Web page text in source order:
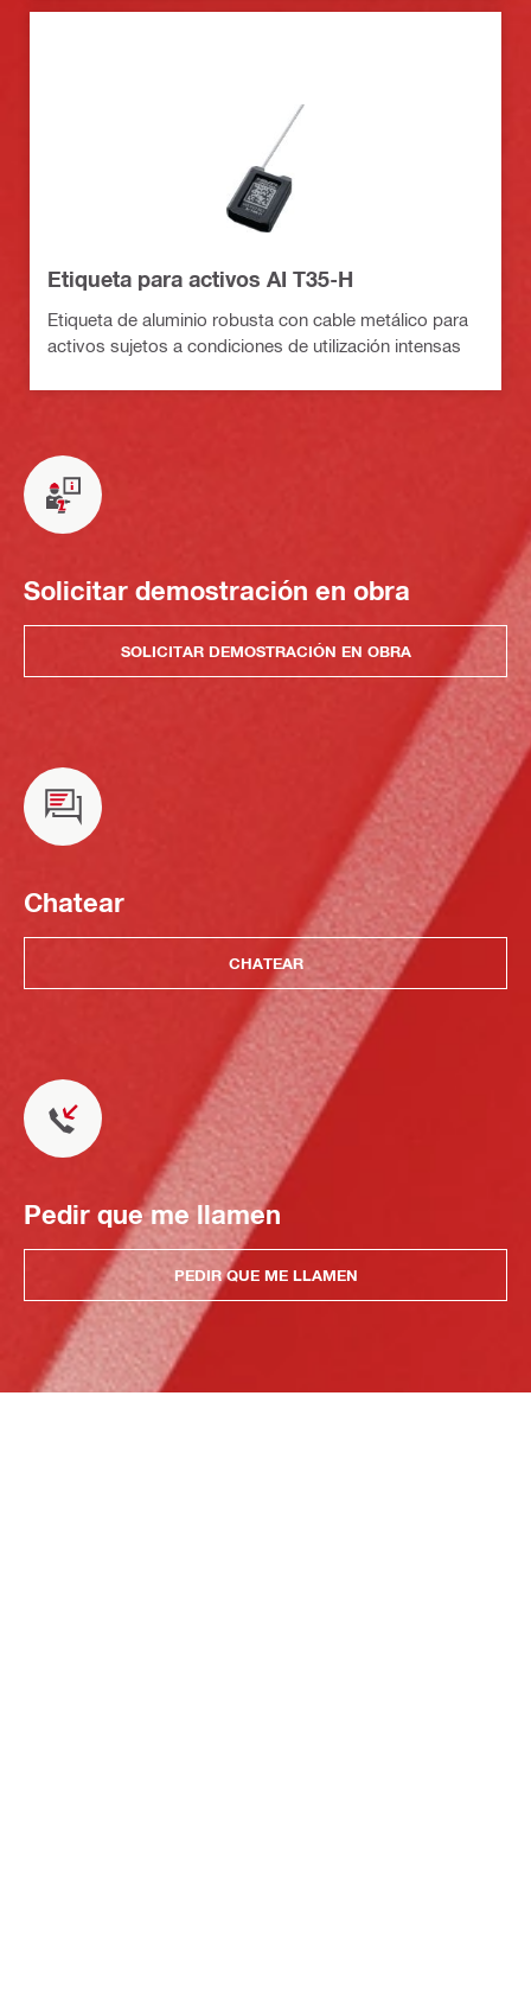
Etiqueta para activos AI T35-H
Etiqueta de aluminio robusta con cable metálico para
activos sujetos a condiciones de utilización intensas
Solicitar demostración en obra
SOLICITAR DEMOSTRACIÓN EN OBRA
Chatear
CHATEAR
Pedir que me llamen
PEDIR QUE ME LLAMEN